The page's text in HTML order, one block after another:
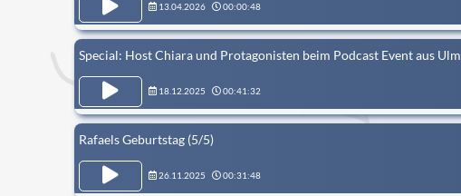
13.04.2026 00:00:48
Special: Host Chiara und Protagonisten beim Podcast Event aus Ulm
18.12.2025 00:41:32
Rafaels Geburtstag (5/5)
26.11.2025 00:31:48